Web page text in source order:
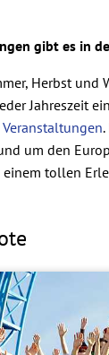
gibt es in
Herbst und
Jahreszeit
Veranstaltungen
um den
einem tollen